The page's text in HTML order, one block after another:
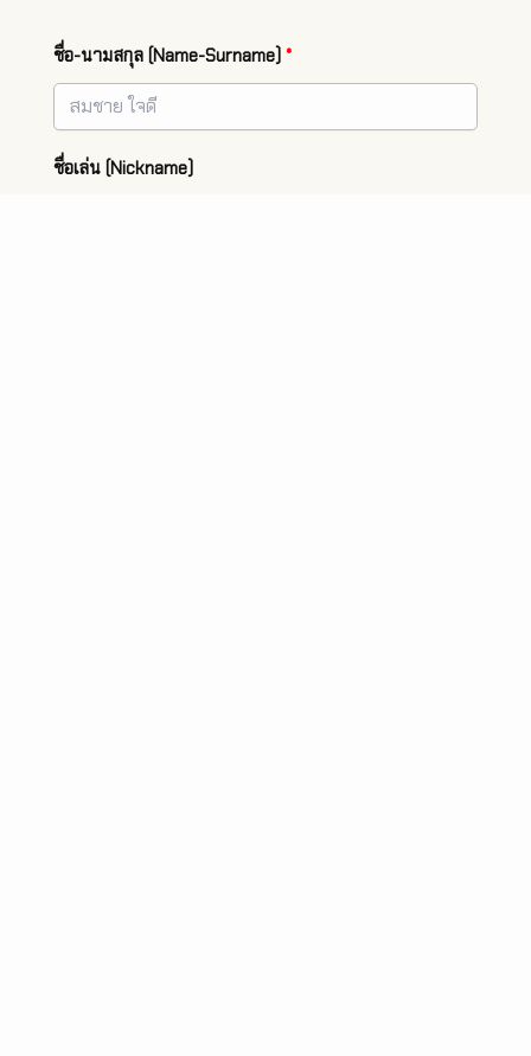
ชื่อ-นามสกุล (Name-Surname)
ชื่อเล่น (Nickname)